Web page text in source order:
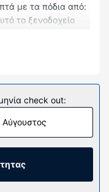
με τα πόδια από:
το ξενοδοχείο
Wharf.
τα 114
την εξής
κι ασύρματη
online και για τη
ψηφιακά κανάλια.
δωρεάν
πιστολάκια
check out: